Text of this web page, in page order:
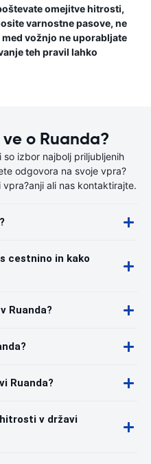
omejitve hitrosti,
varnostne pasove, ne
vožnjo ne uporabljate
teh pravil lahko
o Ruanda?
izbor najbolj priljubljenih
odgovora na svoje vpra?
ali nas kontaktirajte.
cestnino in kako
Ruanda?
Ruanda?
v državi